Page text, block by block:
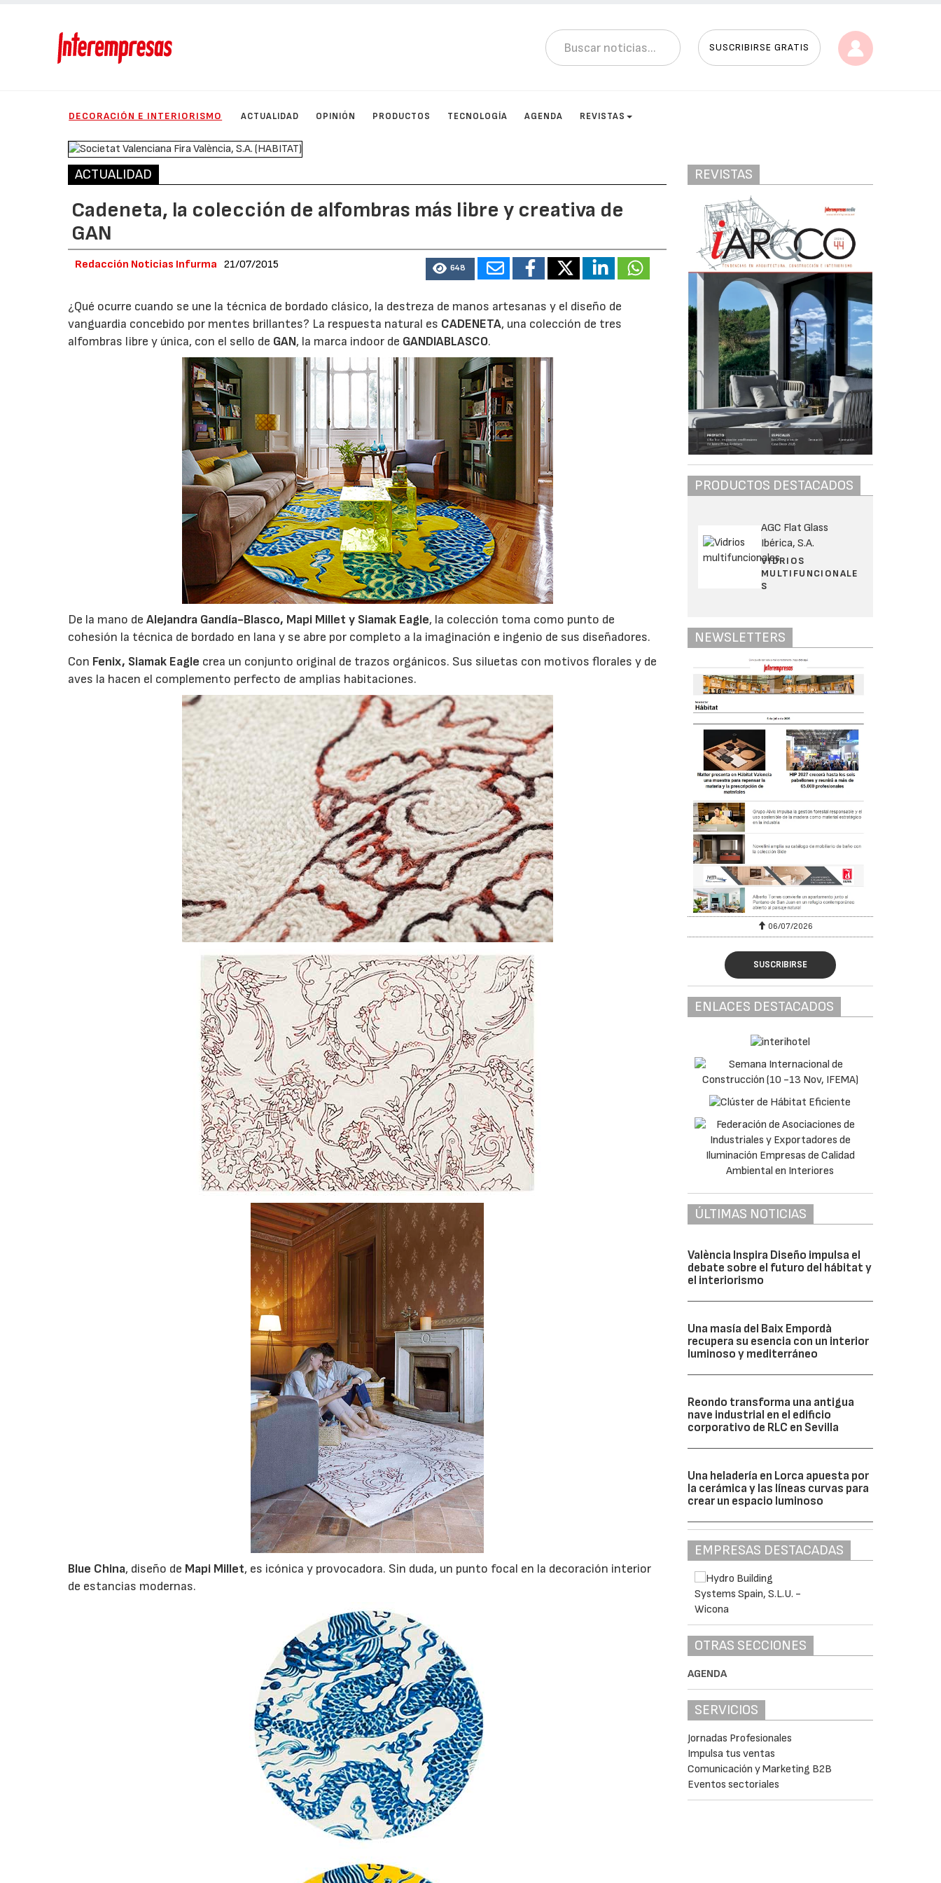
SUSCRIBIRSE GRATIS
DECORACIÓN E INTERIORISMO ACTUALIDAD OPINIÓN PRODUCTOS TECNOLOGÍA AGENDA REVISTAS
ACTUALIDAD
Cadeneta, la colección de alfombras más libre y creativa de
GAN
Redacción Noticias Infurma 21/07/2015 648
¿Qué ocurre cuando se une la técnica de bordado clásico, la destreza de manos artesanas y el diseño de
vanguardia concebido por mentes brillantes? La respuesta natural es CADENETA, una colección de tres
alfombras libre y única, con el sello de GAN, la marca indoor de GANDIABLASCO.
De la mano deAlejandra Gandía-Blasco, Mapi Millet y Siamak Eagle, la colección toma como punto de
cohesión la técnica de bordado en lana y se abre por completo a la imaginación e ingenio de sus diseñadores.
Con Fenix, Siamak Eagle crea un conjunto original de trazos orgánicos. Sus siluetas con motivos florales y de
aves la hacen el complemento perfecto de amplias habitaciones.
Blue China, diseño de Mapi Millet, es icónica y provocadora. Sin duda, un punto focal en la decoración interior
de estancias modernas.
REVISTAS
PRODUCTOS DESTACADOS
AGC Flat Glass
Ibérica, S.A.
VIDRIOS
MULTIFUNCIONALE
S
NEWSLETTERS
06/07/2026 06/07/2026
SUSCRIBIRSE
ENLACES DESTACADOS
ÚLTIMAS NOTICIAS
València Inspira Diseño impulsa el
debate sobre el futuro del hábitat y
el interiorismo
Una masía del Baix Empordà
recupera su esencia con un interior
luminoso y mediterráneo
Reondo transforma una antigua
nave industrial en el edificio
corporativo de RLC en Sevilla
Una heladería en Lorca apuesta por
la cerámica y las líneas curvas para
crear un espacio luminoso
EMPRESAS DESTACADAS
OTRAS SECCIONES
AGENDA
SERVICIOS
Jornadas Profesionales
Impulsa tus ventas
Comunicación y Marketing B2B
Eventos sectoriales